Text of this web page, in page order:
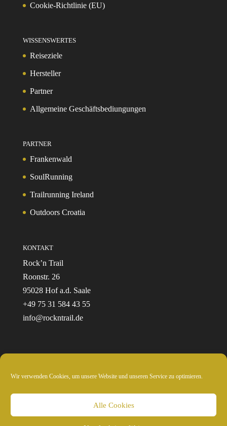
Wir verwenden Cookies, um unsere Website und unseren Service zu optimieren.
Alle Cookies
Cookie-Richtlinie (EU)
WISSENSWERTES
Reiseziele
Hersteller
Partner
Allgemeine Geschäftsbediungungen
PARTNER
Frankenwald
SoulRunning
Trailrunning Ireland
Outdoors Croatia
KONTAKT
Rock’n Trail
Roonstr. 26
95028 Hof a.d. Saale
+49 75 31 584 43 55
info@rockntrail.de